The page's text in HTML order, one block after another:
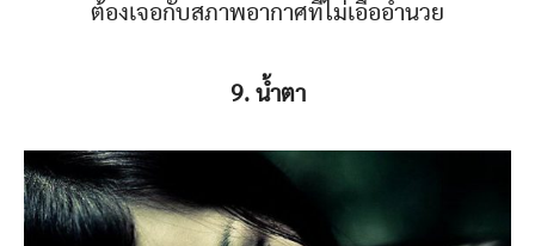
ต้องเจอกับสภาพอากาศที่ไม่เอื้ออำนวย
9. น้ำตา